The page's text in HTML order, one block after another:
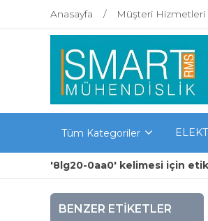
Anasayfa Müşteri Hizmetleri
Tüm Kategoriler
'8lg20-0aa0' kelimesi için
BENZER ETIKETLER